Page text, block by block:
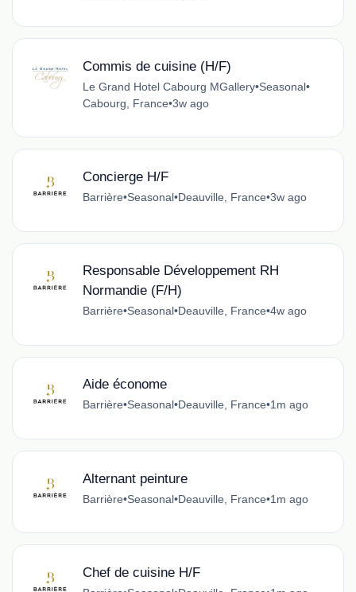
Commis de cuisine (H/F)
Le Grand Hotel Cabourg MGallery•Seasonal•
Cabourg, France•3w ago
Concierge H/F
Barrière•Seasonal•Deauville, France•3w ago
Responsable Développement RH
Normandie (F/H)
Barrière•Seasonal•Deauville, France•4w ago
Aide économe
Barrière•Seasonal•Deauville, France•1m ago
Alternant peinture
Barrière•Seasonal•Deauville, France•1m ago
Chef de cuisine H/F